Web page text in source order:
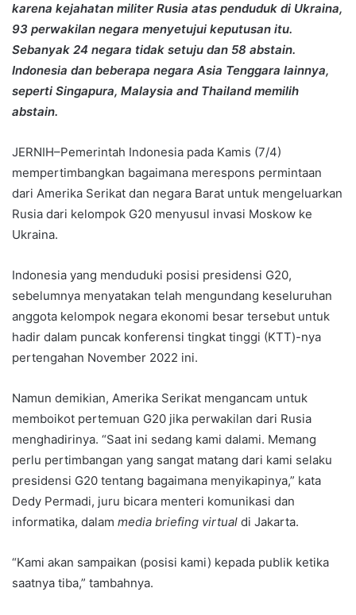
karena kejahatan militer Rusia atas penduduk di Ukraina,
93 perwakilan negara menyetujui keputusan itu.
Sebanyak 24 negara tidak setuju dan 58 abstain.
Indonesia dan beberapa negara Asia Tenggara lainnya,
seperti Singapura, Malaysia and Thailand memilih
abstain.
JERNIH–Pemerintah Indonesia pada Kamis (7/4)
mempertimbangkan bagaimana merespons permintaan
dari Amerika Serikat dan negara Barat untuk mengeluarkan
Rusia dari kelompok G20 menyusul invasi Moskow ke
Ukraina.
Indonesia yang menduduki posisi presidensi G20,
sebelumnya menyatakan telah mengundang keseluruhan
anggota kelompok negara ekonomi besar tersebut untuk
hadir dalam puncak konferensi tingkat tinggi (KTT)-nya
pertengahan November 2022 ini.
Namun demikian, Amerika Serikat mengancam untuk
memboikot pertemuan G20 jika perwakilan dari Rusia
menghadirinya. “Saat ini sedang kami dalami. Memang
perlu pertimbangan yang sangat matang dari kami selaku
presidensi G20 tentang bagaimana menyikapinya,” kata
Dedy Permadi, juru bicara menteri komunikasi dan
informatika, dalam media briefing virtual di Jakarta.
“Kami akan sampaikan (posisi kami) kepada publik ketika
saatnya tiba,” tambahnya.